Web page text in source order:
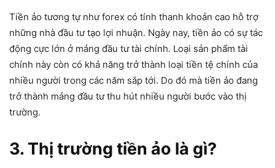
Tiền ảo tương tự như forex có tính thanh khoản cao hỗ trợ
những nhà đầu tư tạo lợi nhuận. Ngày nay, tiền ảo có sự tác
động cực lớn ở mảng đầu tư tài chính. Loại sản phẩm tài
chính này còn có khả năng trở thành loại tiền tệ chính của
nhiều người trong các năm sắp tới. Do đó mà tiền ảo đang
trở thành mảng đầu tư thu hút nhiều người bước vào thị
trường.
3. Thị trường tiền ảo là gì?